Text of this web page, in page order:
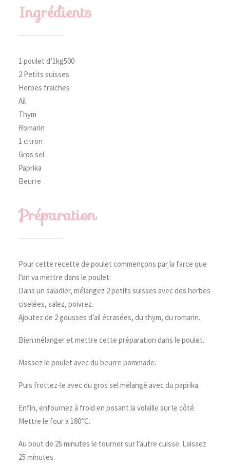
Ingrédients
1 poulet d’1kg500
2 Petits suisses
Herbes fraiches
Ail
Thym
Romarin
1 citron
Gros sel
Paprika
Beurre
Préparation
Pour cette recette de poulet commençons par la farce que
l’on va mettre dans le poulet.
Dans un saladier, mélangez 2 petits suisses avec des herbes
ciselées, salez, poivrez.
Ajoutez de 2 gousses d’ail écrasées, du thym, du romarin.
Bien mélanger et mettre cette préparation dans le poulet.
Massez le poulet avec du beurre pommade.
Puis frottez-le avec du gros sel mélangé avec du paprika.
Enfin, enfournez à froid en posant la volaille sur le côté.
Mettre le four à 180°C.
Au bout de 25 minutes le tourner sur l’autre cuisse. Laissez
25 minutes.